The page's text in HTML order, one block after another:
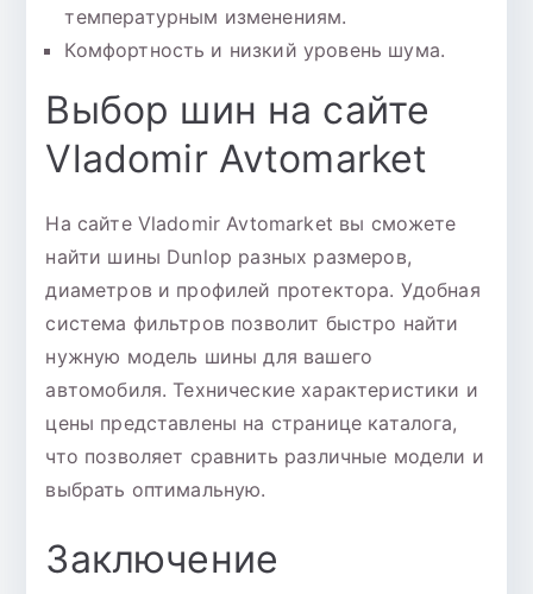
температурным изменениям.
Комфортность и низкий уровень шума.
Выбор шин на сайте
Vladomir Avtomarket
На сайте Vladomir Avtomarket вы сможете
найти шины Dunlop разных размеров,
диаметров и профилей протектора. Удобная
система фильтров позволит быстро найти
нужную модель шины для вашего
автомобиля. Технические характеристики и
цены представлены на странице каталога,
что позволяет сравнить различные модели и
выбрать оптимальную.
Заключение